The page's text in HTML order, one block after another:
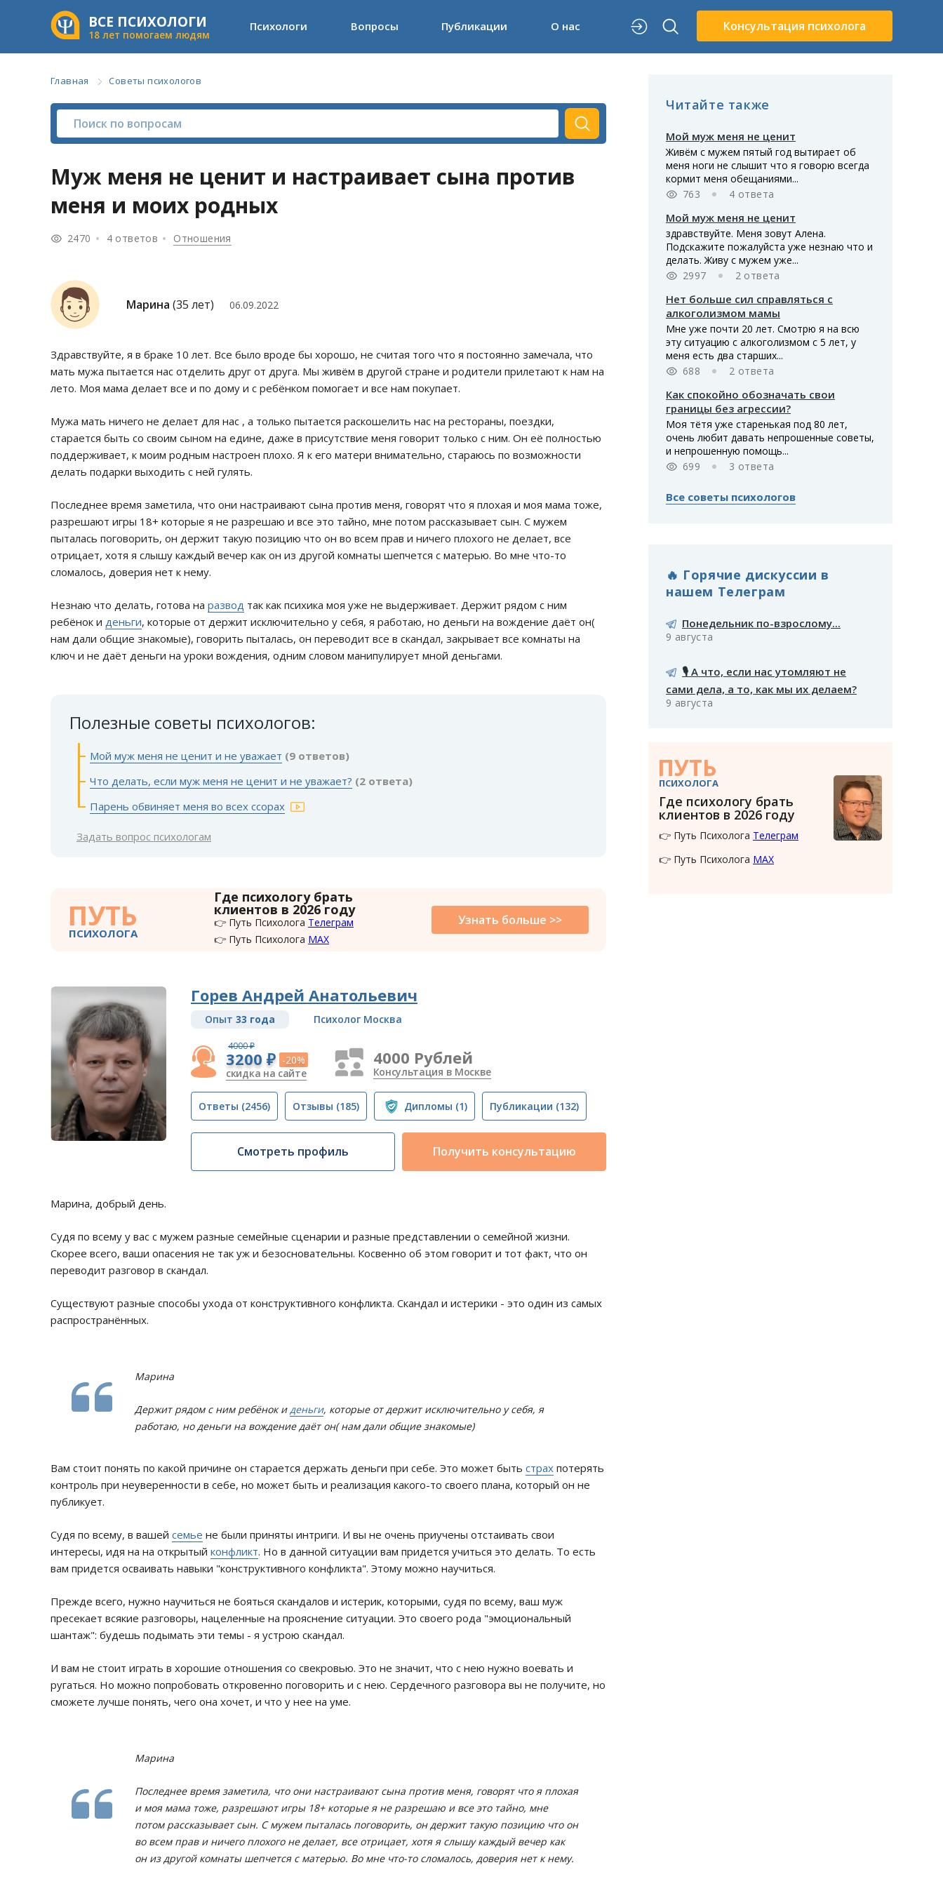
ВСЕ ПСИХОЛОГИ
18 лет помогаем людям
Психологи Вопросы Публикации О нас Консультация психолога
Главная Советы психологов
Муж меня не ценит и настраивает сына против
меня и моих родных
2470 4 ответов Отношения
Марина (35 лет) 06.09.2022
Здравствуйте, я в браке 10 лет. Все было вроде бы хорошо, не считая того что я постоянно замечала, что
мать мужа пытается нас отделить друг от друга. Мы живём в другой стране и родители прилетают к нам на
лето. Моя мама делает все и по дому и с ребёнком помогает и все нам покупает.
Мужа мать ничего не делает для нас , а только пытается раскошелить нас на рестораны, поездки,
старается быть со своим сыном на едине, даже в присутствие меня говорит только с ним. Он её полностью
поддерживает, к моим родным настроен плохо. Я к его матери внимательно, стараюсь по возможности
делать подарки выходить с ней гулять.
Последнее время заметила, что они настраивают сына против меня, говорят что я плохая и моя мама тоже,
разрешают игры 18+ которые я не разрешаю и все это тайно, мне потом рассказывает сын. С мужем
пыталась поговорить, он держит такую позицию что он во всем прав и ничего плохого не делает, все
отрицает, хотя я слышу каждый вечер как он из другой комнаты шепчется с матерью. Во мне что-то
сломалось, доверия нет к нему.
Незнаю что делать, готова на развод так как психика моя уже не выдерживает. Держит рядом с ним
ребёнок и деньги, которые от держит исключительно у себя, я работаю, но деньги на вождение даёт он(
нам дали общие знакомые), говорить пыталась, он переводит все в скандал, закрывает все комнаты на
ключ и не даёт деньги на уроки вождения, одним словом манипулирует мной деньгами.
Полезные советы психологов:
Мой муж меня не ценит и не уважает (9 ответов)
Что делать, если муж меня не ценит и не уважает? (2 ответа)
Парень обвиняет меня во всех ссорах
Задать вопрос психологам
ПУТЬ
ПСИХОЛОГА
Где психологу брать
клиентов в 2026 году
👉 Путь Психолога Телеграм
👉 Путь Психолога MAX
Узнать больше >>
Горев Андрей Анатольевич
Опыт 33 года Психолог Москва
4000 ₽
3200 ₽ -20%
скидка на сайте
4000 Рублей
Консультация в Москве
Ответы (2456) Отзывы (185) Дипломы (1) Публикации (132)
Смотреть профиль Получить консультацию
Марина, добрый день.
Судя по всему у вас с мужем разные семейные сценарии и разные представлении о семейной жизни.
Скорее всего, ваши опасения не так уж и безосновательны. Косвенно об этом говорит и тот факт, что он
переводит разговор в скандал.
Существуют разные способы ухода от конструктивного конфликта. Скандал и истерики - это один из самых
распространённых.
Марина
Держит рядом с ним ребёнок иденьги, которые от держит исключительно у себя, я
работаю, но деньги на вождение даёт он( нам дали общие знакомые)
Вам стоит понять по какой причине он старается держать деньги при себе. Это может быть страх потерять
контроль при неуверенности в себе, но может быть и реализация какого-то своего плана, который он не
публикует.
Судя по всему, в вашей семье не были приняты интриги. И вы не очень приучены отстаивать свои
интересы, идя на на открытый конфликт. Но в данной ситуации вам придется учиться это делать. То есть
вам придется осваивать навыки "конструктивного конфликта". Этому можно научиться.
Прежде всего, нужно научиться не бояться скандалов и истерик, которыми, судя по всему, ваш муж
пресекает всякие разговоры, нацеленные на прояснение ситуации. Это своего рода "эмоциональный
шантаж": будешь подымать эти темы - я устрою скандал.
И вам не стоит играть в хорошие отношения со свекровью. Это не значит, что с нею нужно воевать и
ругаться. Но можно попробовать откровенно поговорить и с нею. Сердечного разговора вы не получите, но
сможете лучше понять, чего она хочет, и что у нее на уме.
Марина
Последнее время заметила, что они настраивают сына против меня, говорят что я плохая
и моя мама тоже, разрешают игры 18+ которые я не разрешаю и все это тайно, мне
потом рассказывает сын. С мужем пыталась поговорить, он держит такую позицию что он
во всем прав и ничего плохого не делает, все отрицает, хотя я слышу каждый вечер как
он из другой комнаты шепчется с матерью. Во мне что-то сломалось, доверия нет к нему.
Читайте также
Мой муж меня не ценит
Живём с мужем пятый год вытирает об
меня ноги не слышит что я говорю всегда
кормит меня обещаниями...
763
4 ответа
Мой муж меня не ценит
здравствуйте. Меня зовут Алена.
Подскажите пожалуйста уже незнаю что и
делать. Живу с мужем уже...
2997
2 ответа
Нет больше сил справляться с
алкоголизмом мамы
Мне уже почти 20 лет. Смотрю я на всю
эту ситуацию с алкоголизмом с 5 лет, у
меня есть два старших...
688
2 ответа
Как спокойно обозначать свои
границы без агрессии?
Моя тётя уже старенькая под 80 лет,
очень любит давать непрошенные советы,
и непрошенную помощь...
699
3 ответа
Все советы психологов
🔥 Горячие дискуссии в
нашем Телеграм
Понедельник по-взрослому...
9 августа
🎙️ А что, если нас утомляют не
сами дела, а то, как мы их делаем?
9 августа
ПУТЬ
ПСИХОЛОГА
Где психологу брать
клиентов в 2026 году
👉 Путь Психолога Телеграм
👉 Путь Психолога MAX